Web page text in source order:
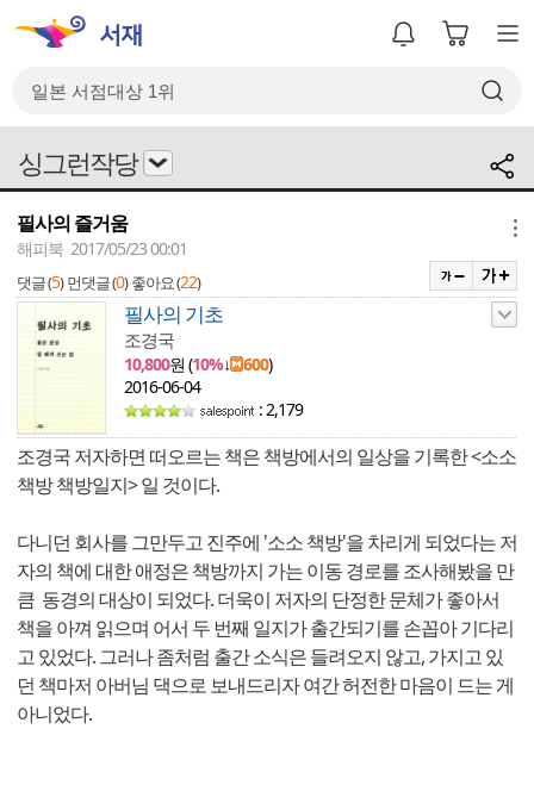
싱그런작당
필사의 즐거움
해피북 2017/05/23 00:01
댓글 (5) 먼댓글 (0) 좋아요 (22)
필사의 기초
조경국
10,800원 (10%↓ 600)
2016-06-04
: 2,179
조경국 저자하면 떠오르는 책은 책방에서의 일상을 기록한 <소소
책방 책방일지> 일 것이다.
다니던 회사를 그만두고 진주에 '소소 책방'을 차리게 되었다는 저
자의 책에 대한 애정은 책방까지 가는 이동 경로를 조사해봤을 만
큼 동경의 대상이 되었다. 더욱이 저자의 단정한 문체가 좋아서
책을 아껴 읽으며 어서 두 번째 일지가 출간되기를 손꼽아 기다리
고 있었다. 그러나 좀처럼 출간 소식은 들려오지 않고, 가지고 있
던 책마저 아버님 댁으로 보내드리자 여간 허전한 마음이 드는 게
아니었다.